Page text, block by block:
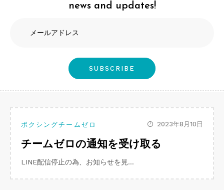
news and updates!
SUBSCRIBE
ボクシングチームゼロ 2023年8月10日
チームゼロの通知を受け取る
LINE配信停止の為、お知らせを見…